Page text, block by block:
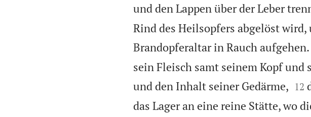
und den Lappen über der Leber
Rind des Heilsopfers abgelöst wird,
Brandopferaltar in Rauch aufgehen.
sein Fleisch samt seinem Kopf und
und den Inhalt seiner Gedärme,
12
das Lager an eine reine Stätte, wo